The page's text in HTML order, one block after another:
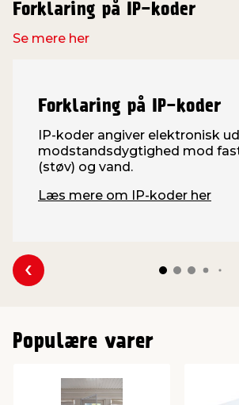
Forklaring på IP-koder
Se mere her
Forklaring på IP-koder
IP-koder angiver elektronisk
modstandsdygtighed mod
(støv) og vand.
Læs mere om IP-koder her
Se forrige
Populære varer